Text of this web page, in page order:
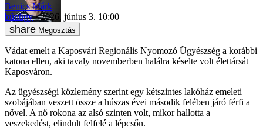
Benics Márk
bűnügy
2026. június 3. 10:00
Megosztás
Vádat emelt a Kaposvári Regionális Nyomozó Ügyészség a korábbi
katona ellen, aki tavaly novemberben halálra késelte volt élettársát
Kaposváron.
Az ügyészségi közlemény szerint egy kétszintes lakóház emeleti
szobájában veszett össze a húszas évei második felében járó férfi a
nővel. A nő rokona az alsó szinten volt, mikor hallotta a
veszekedést, elindult felfelé a lépcsőn.